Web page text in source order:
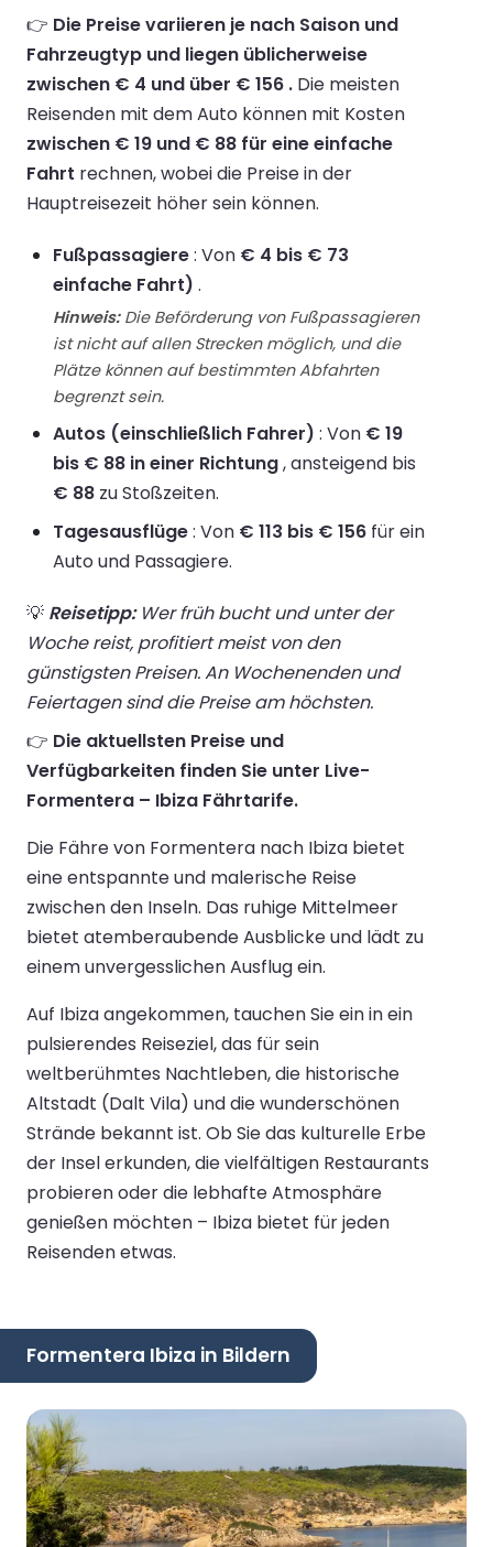
👉 Die Preise variieren je nach Saison und
Fahrzeugtyp und liegen üblicherweise
zwischen € 4 und über € 156 . Die meisten
Reisenden mit dem Auto können mit Kosten
zwischen € 19 und € 88 für eine einfache
Fahrt rechnen, wobei die Preise in der
Hauptreisezeit höher sein können.
Fußpassagiere: Von € 4 bis € 73
einfache Fahrt) .
Hinweis:Die Beförderung von Fußpassagieren
ist nicht auf allen Strecken möglich, und die
Plätze können auf bestimmten Abfahrten
begrenzt sein.
Autos (einschließlich Fahrer) : Von € 19
bis € 88 in einer Richtung, ansteigend bis
€ 88 zu Stoßzeiten.
Tagesausflüge: Von € 113 bis € 156 für ein
Auto und Passagiere.
💡 Reisetipp:Wer früh bucht und unter der
Woche reist, profitiert meist von den
günstigsten Preisen. An Wochenenden und
Feiertagen sind die Preise am höchsten.
👉 Die aktuellsten Preise und
Verfügbarkeiten finden Sie unter Live-
Formentera – Ibiza Fährtarife.
Die Fähre von Formentera nach Ibiza bietet
eine entspannte und malerische Reise
zwischen den Inseln. Das ruhige Mittelmeer
bietet atemberaubende Ausblicke und lädt zu
einem unvergesslichen Ausflug ein.
Auf Ibiza angekommen, tauchen Sie ein in ein
pulsierendes Reiseziel, das für sein
weltberühmtes Nachtleben, die historische
Altstadt (Dalt Vila) und die wunderschönen
Strände bekannt ist. Ob Sie das kulturelle Erbe
der Insel erkunden, die vielfältigen Restaurants
probieren oder die lebhafte Atmosphäre
genießen möchten – Ibiza bietet für jeden
Reisenden etwas.
Formentera Ibiza in Bildern